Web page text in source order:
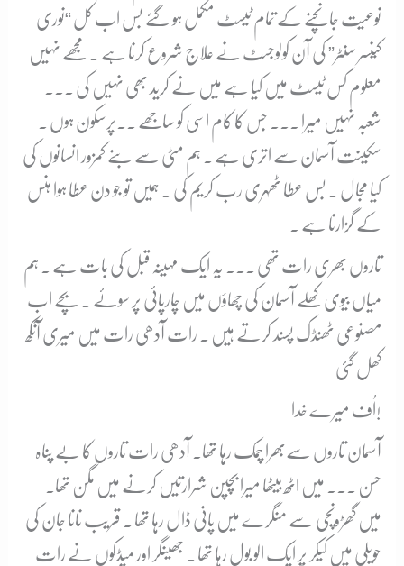
نوعیت جانچنے کے تمام ٹیسٹ مکمل ہو گئے بس اب کل “نوری
کینسر سنٹر” کی آن کولوجسٹ نے علاج شروع کرنا ہے ۔ مجھے نہیں
معلوم کس ٹیسٹ میں کیا ہے میں نے کرید بھی نہیں کی ۔۔۔
شعبہ نہیں میرا ۔۔۔ جس کا کام اسی کو ساجھے ۔۔پرسکون ہوں ۔
سکینت آسمان سے اتری ہے ۔ ہم مٹی سے بنے کمزور انسانوں کی
کیا مجال ۔ بس عطا ٹھہری رب کریم کی ۔ ہمیں تو جو دن عطا ہوا ہنس
کے گزارنا ہے ۔
تاروں بھری رات تھی ۔۔۔ یہ ایک مہینہ قبل کی بات ہے ۔ ہم
میاں بیوی کھلے آسمان کی چھاؤں میں چارپائی پر سوئے ۔ بچے اب
مصنوعی ٹھنڈک پسند کرتے ہیں ۔ رات آدھی رات میں میری آنکھ
کھل گئی
اُف میرے خدا!
آسمان تاروں سےبھرا چمک رہا تھا۔ آدھی رات تاروں کا بے پناہ
حسن ۔۔۔ میں اٹھ بیٹھا میرا بچپن شرارتیں کرنے میں مگن تھا۔
میں گھڑونچی سے منگرے میں پانی ڈال رہا تھا ۔ قریب نانا جان کی
حویلی میں کیکر پر ایک الو بول رہا تھا ۔ جھینگر اور میڈکوں نے رات